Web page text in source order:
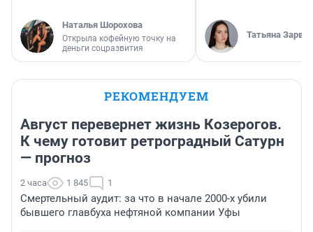
Наталья Шорохова
Открыла кофейную точку на
деньги соцразвития
Татьяна Зарва
РЕКОМЕНДУЕМ
Август перевернет жизнь Козерогов.
К чему готовит ретроградный Сатурн
— прогноз
2 часа 1 845 1
Смертельный аудит: за что в начале 2000-х убили
бывшего главбуха нефтяной компании Уфы